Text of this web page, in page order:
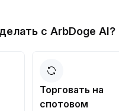
с ArbDoge AI?
Торговать на
спотовом